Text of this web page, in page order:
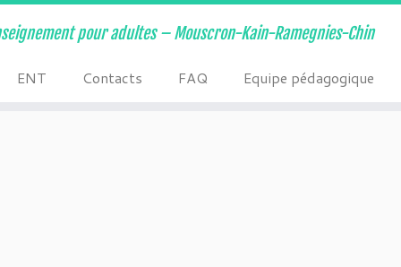
pour adultes – Mouscron-Kain-Ramegnies-Chin
ENT Contacts FAQ Equipe pédagogique